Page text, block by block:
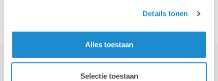
Details tonen
Alles toestaan
Selectie toestaan